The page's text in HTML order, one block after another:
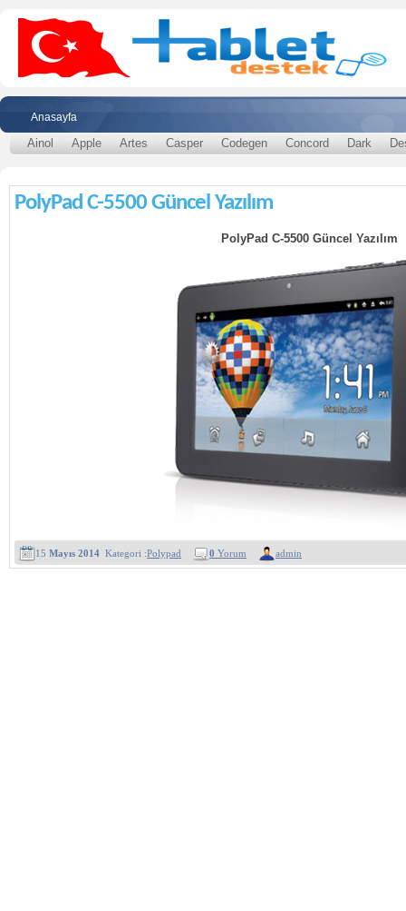
Anasayfa
Ainol Apple Artes Casper Codegen Concord Dark
PolyPad C-5500 Güncel Yazılım
PolyPad C-5500 Güncel Yazılım
15 Mayıs 2014 Kategori :Polypad 0 Yorum admin